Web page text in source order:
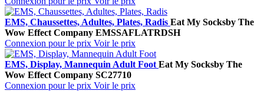
EMS, Chaussettes, Adultes, Plates, Radis Eat My Socksby The
Wow Effect Company EMSSAFLATRDSH
Connexion pour le prix Voir le prix
EMS, Display, Mannequin Adult Foot Eat My Socksby The
Wow Effect Company SC27710
Connexion pour le prix Voir le prix